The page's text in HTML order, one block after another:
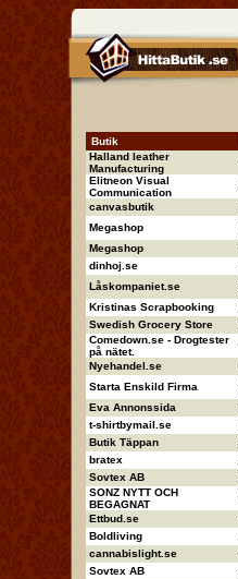
Butik
Halland leather
Manufacturing
Elitneon Visual
Communication
canvasbutik
Megashop
Megashop
dinhoj.se
Låskompaniet.se
Kristinas Scrapbooking
Swedish Grocery Store
Comedown.se - Drogtester
på nätet.
Nyehandel.se
Starta Enskild Firma
Eva Annonssida
t-shirtbymail.se
Butik Täppan
bratex
Sovtex AB
SONZ NYTT OCH
BEGAGNAT
Ettbud.se
Boldliving
cannabislight.se
Sovtex AB